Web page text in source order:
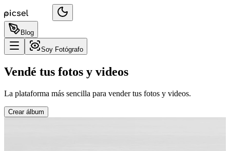
Blog
Soy Fotógrafo
Vendé tus fotos y videos
La plataforma más sencilla para vender tus fotos y videos.
Crear álbum